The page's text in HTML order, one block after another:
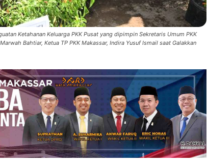
Ketahanan Keluarga PKK Pusat yang dipimpin Sekretaris Umum PKK
Bahtiar, Ketua TP PKK Makassar, Indira Yusuf Ismail saat Galakkan